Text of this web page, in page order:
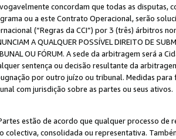
concordam que todas as disputas,
ou a este Contrato Operacional, serão
(“Regras da CCI”) por 3 (três) árbitros
A QUALQUER POSSÍVEL DIREITO DE
OU FÓRUM. A sede da arbitragem será a
sentença ou decisão resultante da
por outro juízo ou tribunal. Medidas
com jurisdição sobre as partes ou seus ativos.
estão de acordo que qualquer processo
colectiva, consolidada ou representativa.